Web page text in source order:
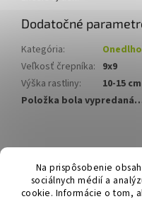
Na prispôsobenie
sociálnych médií a
cookie. Informácie o tom,
Dodatočné
Kategória:
Veľkosť črepníka: 9x9
Výška rastliny:
10-15 cm
Položka bola
á